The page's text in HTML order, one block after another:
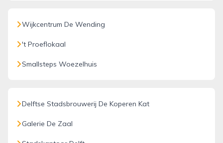
Wijkcentrum De Wending
't Proeflokaal
Smallsteps Woezelhuis
Delftse Stadsbrouwerij De Koperen Kat
Galerie De Zaal